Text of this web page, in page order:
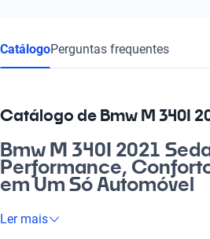
CatálogoPerguntas frequentes
Catálogo de Bmw M 340I
Bmw M 340I 2021
Performance,
em Um Só Automóvel
Se você busca emoção e
Ler mais